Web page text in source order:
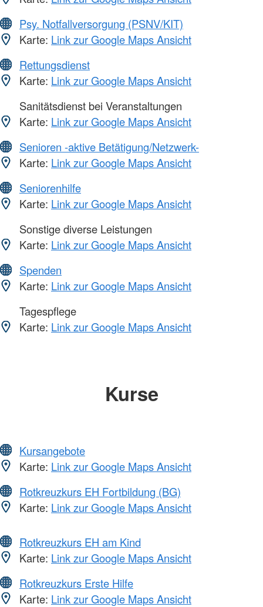
Psy. Notfallversorgung (PSNV/KIT)
Karte: Link zur Google Maps Ansicht
Rettungsdienst
Karte: Link zur Google Maps Ansicht
Sanitätsdienst bei Veranstaltungen
Karte: Link zur Google Maps Ansicht
Senioren -aktive Betätigung/Netzwerk-
Karte: Link zur Google Maps Ansicht
Seniorenhilfe
Karte: Link zur Google Maps Ansicht
Sonstige diverse Leistungen
Karte: Link zur Google Maps Ansicht
Spenden
Karte: Link zur Google Maps Ansicht
Tagespflege
Karte: Link zur Google Maps Ansicht
Kurse
Kursangebote
Karte: Link zur Google Maps Ansicht
Rotkreuzkurs EH Fortbildung (BG)
Karte: Link zur Google Maps Ansicht
Rotkreuzkurs EH am Kind
Karte: Link zur Google Maps Ansicht
Rotkreuzkurs Erste Hilfe
Karte: Link zur Google Maps Ansicht